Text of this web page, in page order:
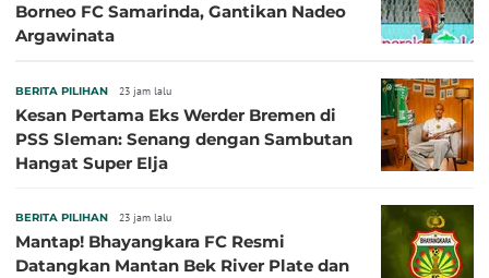
Borneo FC Samarinda, Gantikan Nadeo
Argawinata
BERITA PILIHAN 23 jam lalu
Kesan Pertama Eks Werder Bremen di
PSS Sleman: Senang dengan Sambutan
Hangat Super Elja
BERITA PILIHAN 23 jam lalu
Mantap! Bhayangkara FC Resmi
Datangkan Mantan Bek River Plate dan